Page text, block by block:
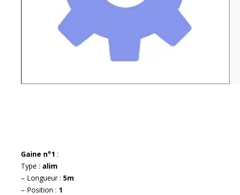
Gaine n°1 :
Type : alim
– Longueur : 5m
– Position : 1